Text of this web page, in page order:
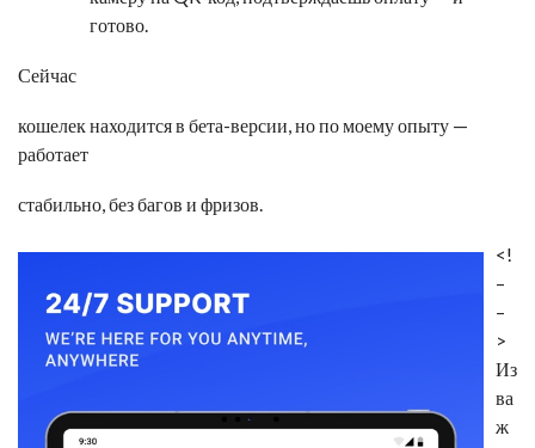
готово.
Сейчас
кошелек находится в бета-версии, но по моему опыту —
работает
стабильно, без багов и фризов.
<!
–
–
>
Из
ва
ж